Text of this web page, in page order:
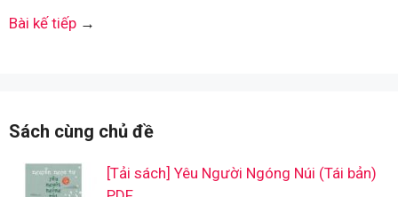
Bài kế tiếp →
Sách cùng chủ đề
[Tải sách] Yêu Người Ngóng Núi (Tái bản)